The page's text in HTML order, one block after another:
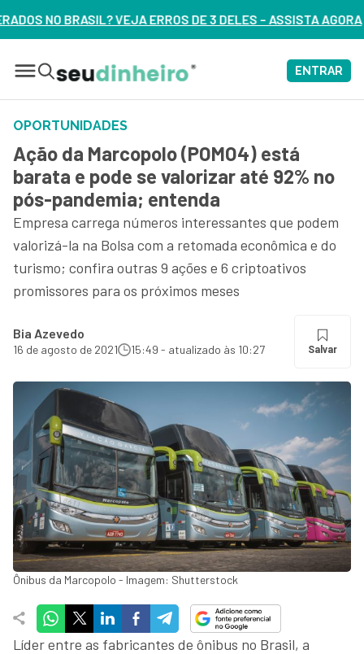
DE 3 DELES – ASSISTA AGORA
ENTRAR
OPORTUNIDADES
Ação da Marcopolo (POMO4) está
barata e pode se valorizar até 92% no
pós-pandemia; entenda
Empresa carrega números interessantes que podem
valorizá-la na Bolsa com a retomada econômica e do
turismo; confira outras 9 ações e 6 criptoativos
promissores para os próximos meses
Bia Azevedo
16 de agosto de 2021 15:49 - atualizado às 10:27 Salvar
Ônibus da Marcopolo - Imagem: Shutterstock
Líder entre as fabricantes de ônibus no Brasil, a